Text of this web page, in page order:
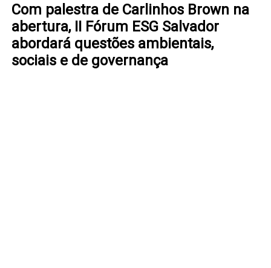
Com palestra de Carlinhos Brown na
abertura, II Fórum ESG Salvador
abordará questões ambientais,
sociais e de governança